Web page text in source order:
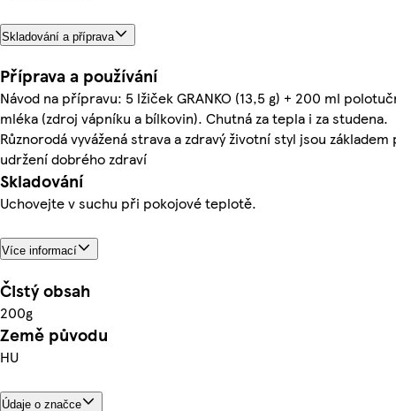
Skladování a příprava
Příprava a používání
Návod na přípravu: 5 lžiček GRANKO (13,5 g) + 200 ml
mléka (zdroj vápníku a bílkovin). Chutná za tepla i za studena.
Různorodá vyvážená strava a zdravý životní styl jsou základem
udržení dobrého zdraví
Skladování
Uchovejte v suchu při pokojové teplotě.
Více informací
Čistý obsah
200g
Země původu
HU
Údaje o značce